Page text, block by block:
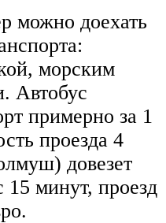
можно доехать
морским
Автобус
примерно за 1
проезда 4
довезет
15 минут, проезд